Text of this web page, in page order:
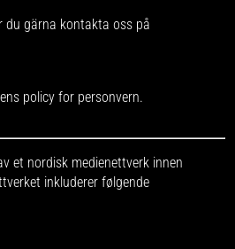
du gärna kontakta oss på
policy for personvern.
et nordisk medienettverk innen
inkluderer følgende